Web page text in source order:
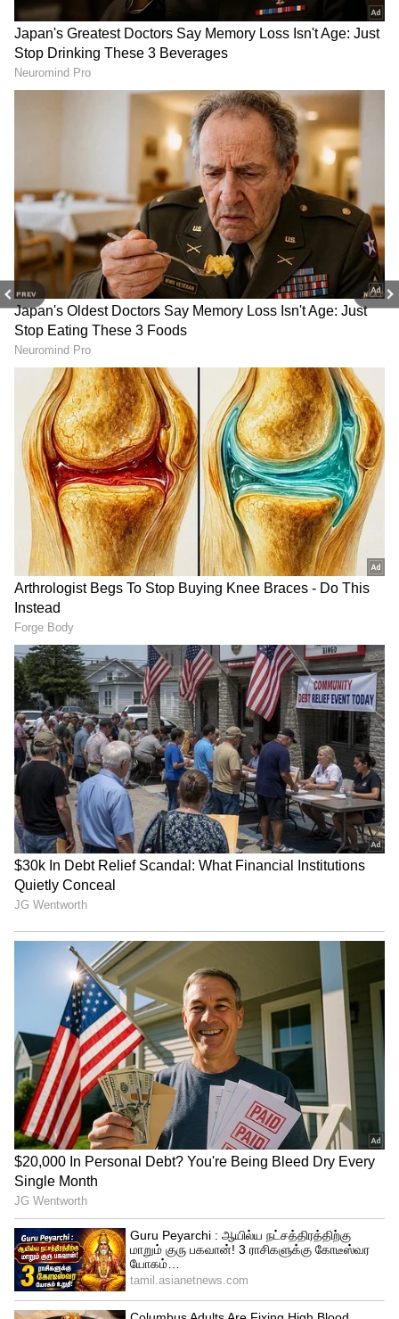
PREV NEXT
பிடித்துள்ளார்.
அவரது சொத்து விவரங்கள்
பின்வருமாறு:
அசையும் சொத்துக்கள்: ரூ.273 கோடி
அசையா சொத்துக்கள் (நிலம் மற்றும்
கட்டிடங்கள்): ரூ.1,140 கோடி
கடன் பொறுப்புகள்: ரூ.265 கோடி
கடந்த 2008-ல் ரூ.75.5 கோடியாக இருந்த
அவரது சொத்து மதிப்பு, 2013-ல் ரூ.251
கோடியாகவும், 2018-ல் ரூ.840 கோடியாகவும்
உயர்ந்து, தற்போது 2023 தேர்தல் பிரமாணப்
பத்திரத்தின்படி ரூ.1,413 கோடியைத்
தொட்டுள்ளது.
Related Articles
Deep Sleep Mode-க்கு சென்ற CM Vijay –
உதயநிதி ஸ்டாலின் கடும் விமர்சனம்
Who is DK Shivakumar?: கர்நாடக துணை
முதல்வராகும் டி.கே. சிவகுமார்!
அரசியலில் முன்னேறியது எப்படி?
3
3
Image Credit :ANI
இரண்டாம் மற்றும் மூன்றாம் இடங்கள்
இந்த பட்டியலில் ஆந்திரப் பிரதேச